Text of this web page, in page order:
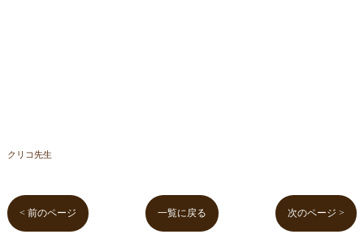
クリコ先生
< 前のページ 一覧に戻る 次のページ >